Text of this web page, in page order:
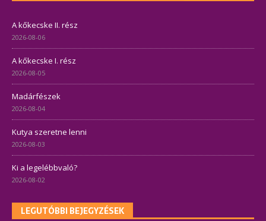
A kőkecske II. rész
2026-08-06
A kőkecske I. rész
2026-08-05
Madárfészek
2026-08-04
Kutya szeretne lenni
2026-08-03
Ki a legelébbvaló?
2026-08-02
LEGUTÓBBI BEJEGYZÉSEK